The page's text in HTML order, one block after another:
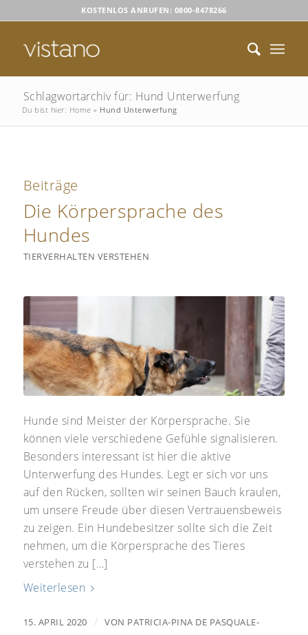
KOSTENLOS ANRUFEN: 0800-8478266
Schlagwortarchiv für: Hund Unterwerfung
Du bist hier: Home » Hund Unterwerfung
Beiträge
Die Körpersprache des
Hundes
TIERVERHALTEN VERSTEHEN
Hunde sind Meister der Körpersprache. Sie
können viele verschiedene Gefühle signalisieren.
Besonders interessant ist hier die aktive
Unterwerfung des Hundes. Legt er sich vor uns
auf den Rücken, sollten wir seinen Bauch kraulen,
um unsere Freude über diesen Vertrauensbeweis
zu zeigen. Ein Hundebesitzer sollte sich die Zeit
nehmen, um die Körpersprache des Tieres
verstehen zu […]
Weiterlesen
15. APRIL 2020 / VON PATRICIA-PINA DE PASQUALE-